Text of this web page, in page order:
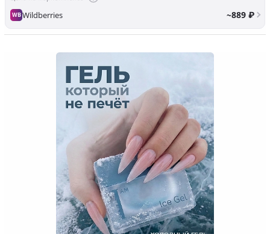
WBWildberries ~889 ₽